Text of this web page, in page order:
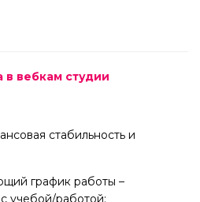
в вебкам студии
стабильность и
график работы –
учебой/работой;